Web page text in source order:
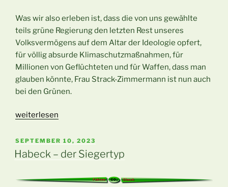
Was wir also erleben ist, dass die von uns gewählte
teils grüne Regierung den letzten Rest unseres
Volksvermögens auf dem Altar der Ideologie opfert,
für völlig absurde Klimaschutzmaßnahmen, für
Millionen von Geflüchteten und für Waffen, dass man
glauben könnte, Frau Strack-Zimmermann ist nun auch
bei den Grünen.
„Grüne
und
der
Überwachungsstaat“
weiterlesen
VERÖFFENTLICHT
AM
SEPTEMBER 10, 2023
Habeck – der Siegertyp